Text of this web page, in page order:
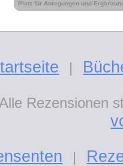
Platz für Anregungen und
|
Rezensionen
|